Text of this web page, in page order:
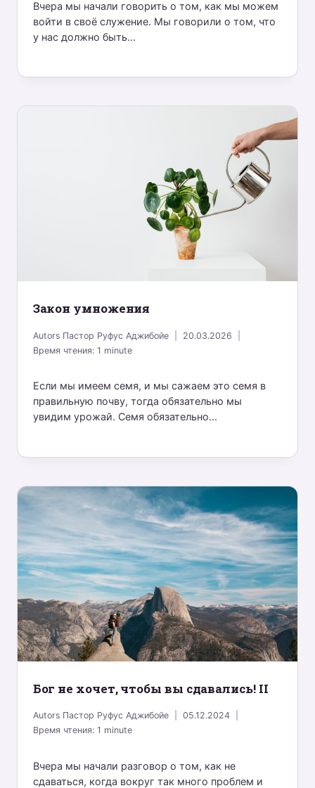
Вчера мы начали говорить о том, как мы можем
войти в своё служение. Мы говорили о том, что
у нас должно быть...
Закон умножения
Autors Пастор Руфус Аджибойе
20.03.2026
Время чтения:1 minute
Если мы имеем семя, и мы сажаем это семя в
правильную почву, тогда обязательно мы
увидим урожай. Семя обязательно...
Бог не хочет, чтобы вы сдавались! II
Autors Пастор Руфус Аджибойе
05.12.2024
Время чтения:1 minute
Вчера мы начали разговор о том, как не
сдаваться, когда вокруг так много проблем и